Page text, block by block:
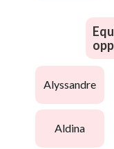
alyssandre
aldina